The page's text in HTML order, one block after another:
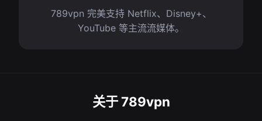
789vpn 完美支持 Netflix、Disney+、
YouTube 等主流流媒体。
关于 789vpn